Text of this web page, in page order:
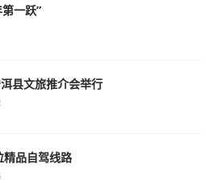
一跃”
县文旅推介会举行
精品自驾线路